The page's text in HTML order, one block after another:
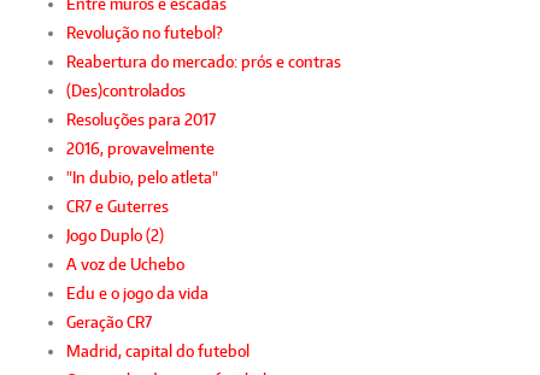
Revolução no futebol?
Reabertura do mercado: prós e contras
(Des)controlados
Resoluções para 2017
2016, provavelmente
"In dubio, pelo atleta"
CR7 e Guterres
Jogo Duplo (2)
A voz de Uchebo
Edu e o jogo da vida
Geração CR7
Madrid, capital do futebol